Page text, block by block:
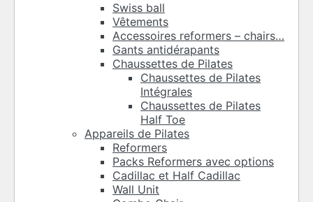
Swiss ball
Vêtements
Accessoires reformers – chairs…
Gants antidérapants
Chaussettes de Pilates
Chaussettes de Pilates
Intégrales
Chaussettes de Pilates
Half Toe
Appareils de Pilates
Reformers
Packs Reformers avec options
Cadillac et Half Cadillac
Wall Unit